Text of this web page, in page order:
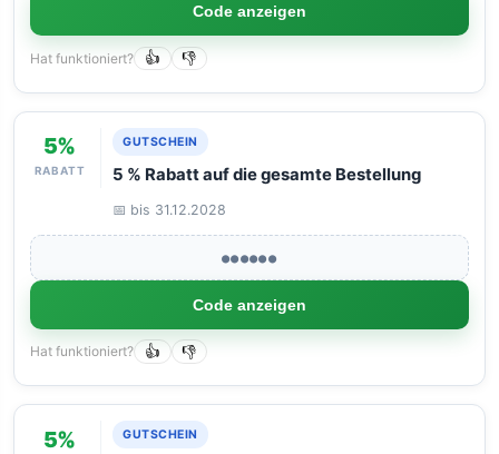
Code anzeigen
Hat funktioniert? 👍 👎
5%
RABATT
GUTSCHEIN
5 % Rabatt auf die gesamte Bestellung
📅 bis 31.12.2028
●●●●●●
Code anzeigen
Hat funktioniert? 👍 👎
5% GUTSCHEIN